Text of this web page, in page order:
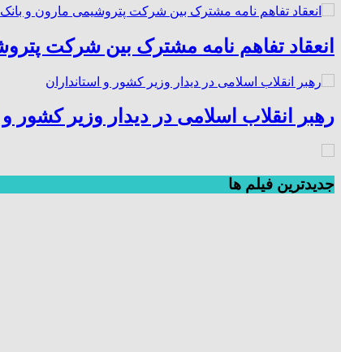
انعقاد تفاهم نامه مشترک بین شرکت
رهبر انقلاب اسلامی در دیدار وزیر کشور و
جديدترين فیلم ها